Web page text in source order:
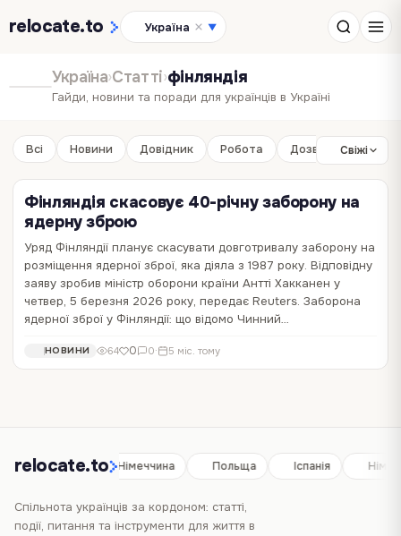
relocate.to Україна ▼
Україна›Статті›фінляндія
Гайди, новини та поради для українців в Україні
Всі Новини Довідник Робота ДозвілляСвіжі
Фінляндія скасовує 40-річну заборону на
ядерну зброю
Уряд Фінляндії планує скасувати довготривалу заборону на
розміщення ядерної зброї, яка діяла з 1987 року. Відповідну
заяву зробив міністр оборони країни Антті Хакканен у
четвер, 5 березня 2026 року, передає Reuters. Заборона
ядерної зброї у Фінляндії: що відомо Чинний…
НОВИНИ 64 0 0· 5 міс. тому
relocate.to
Іспанія Німеччина Польща Іспанія
Спільнота українців за кордоном: статті,
події, питання та інструменти для життя в